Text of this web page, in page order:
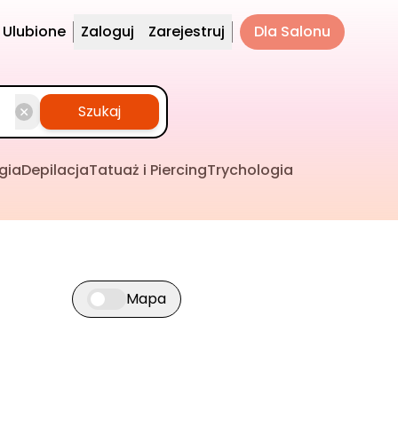
Ulubione Zaloguj Zarejestruj Dla Salonu
Szukaj
DepilacjaTatuaż i PiercingTrychologia
Przełącz widok mapy
Mapa